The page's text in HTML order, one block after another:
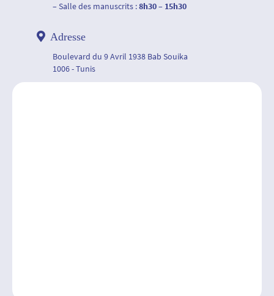
– Salle des manuscrits :8h30 – 15h30
Adresse
Boulevard du 9 Avril 1938 Bab Souika
1006 - Tunis